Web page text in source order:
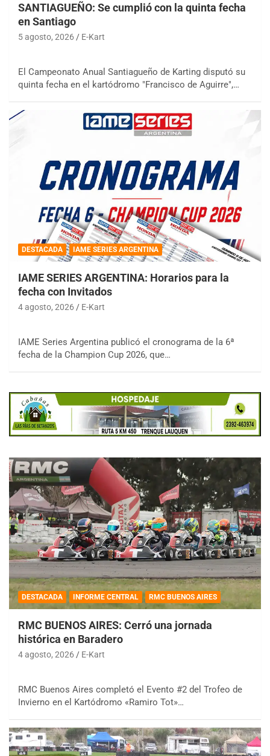
SANTIAGUEÑO: Se cumplió con la quinta fecha
en Santiago
5 agosto, 2026 E-Kart
El Campeonato Anual Santiagueño de Karting disputó su
quinta fecha en el kartódromo "Francisco de Aguirre",…
DESTACADA IAME SERIES ARGENTINA
IAME SERIES ARGENTINA: Horarios para la
fecha con Invitados
4 agosto, 2026 E-Kart
IAME Series Argentina publicó el cronograma de la 6ª
fecha de la Champion Cup 2026, que…
DESTACADA INFORME CENTRAL RMC BUENOS AIRES
RMC BUENOS AIRES: Cerró una jornada
histórica en Baradero
4 agosto, 2026 E-Kart
RMC Buenos Aires completó el Evento #2 del Trofeo de
Invierno en el Kartódromo «Ramiro Tot»…